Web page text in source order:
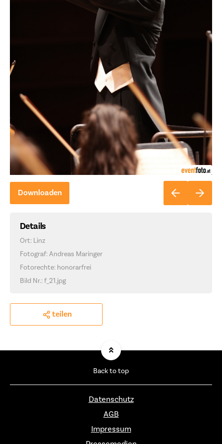
Downloaden
Details
Ort: Linz
Fotograf: Andreas Maringer
Fotorechte: honorarfrei
Bild Nr.: f_21.jpg
teilen
Back to top
Datenschutz
AGB
Impressum